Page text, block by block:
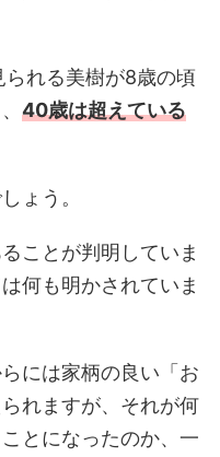
れる美樹が8歳の頃
40歳は超えている
ょう。
ことが判明していま
何も明かされていま
には家柄の良い「お
れますが、それが何
とになったのか、一